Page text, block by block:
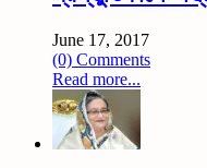
June 17, 2017
(0) Comments
Read more...